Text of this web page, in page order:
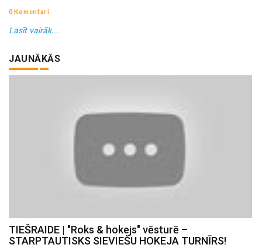
0 Komentāri
Lasīt vairāk...
JAUNĀKĀS
TIEŠRAIDE | "Roks & hokejs" vēsturē –
STARPTAUTISKS SIEVIEŠU HOKEJA TURNĪRS!